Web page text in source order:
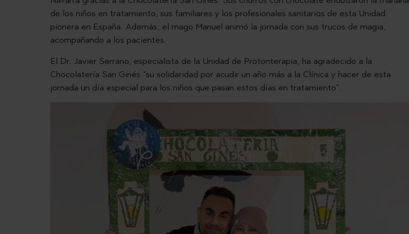
de los niños en tratamiento, sus familiares y los profesionales sanitarios de esta Unidad
pionera en España. Además, el mago Manuel animó la jornada con sus trucos de magia,
acompañando a los pacientes.
El Dr. Javier Serrano, especialista de la Unidad de Protonterapia, ha agradecido a la
Chocolatería San Ginés “su solidaridad por acudir un año más a la Clínica y hacer de esta
jornada un día especial para los niños que pasan estos días en tratamiento”.